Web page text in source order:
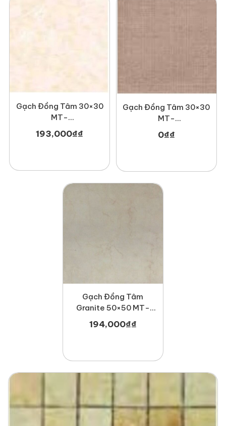
Gạch Đồng Tâm 30×30
MT-
GDTDTD3030Melbourne001
193,000₫₫
Gạch Đồng Tâm 30×30
MT-
GDT3030Mosaic002
0₫₫
Gạch Đồng Tâm
Granite 50×50 MT-
GDT5050Newcastle
194,000₫₫